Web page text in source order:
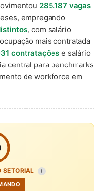
285.187 vagas
empregando
, com salário
mais contratada
contratações e salário
central para benchmarks
de workforce em
SETORIAL I